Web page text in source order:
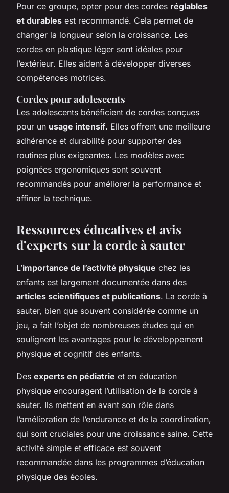
Pour ce groupe, opter pour des cordes réglables
et durables est recommandé. Cela permet de
changer la longueur selon la croissance. Les
cordes en plastique léger sont idéales pour
l’extérieur. Elles aident à développer diverses
compétences motrices.
Cordes pour adolescents
Les adolescents bénéficient de cordes conçues
pour un usage intensif. Elles offrent une meilleure
adhérence et durabilité pour supporter des
routines plus exigeantes. Les modèles avec
poignées ergonomiques sont souvent
recommandés pour améliorer la performance et
affiner la technique.
Ressources éducatives et avis
d’experts sur la corde à sauter
L’importance de l’activité physique chez les
enfants est largement documentée dans des
articles scientifiques et publications. La corde à
sauter, bien que souvent considérée comme un
jeu, a fait l’objet de nombreuses études qui en
soulignent les avantages pour le développement
physique et cognitif des enfants.
Des experts en pédiatrie et en éducation
physique encouragent l’utilisation de la corde à
sauter. Ils mettent en avant son rôle dans
l’amélioration de l’endurance et de la coordination,
qui sont cruciales pour une croissance saine. Cette
activité simple et efficace est souvent
recommandée dans les programmes d’éducation
physique des écoles.